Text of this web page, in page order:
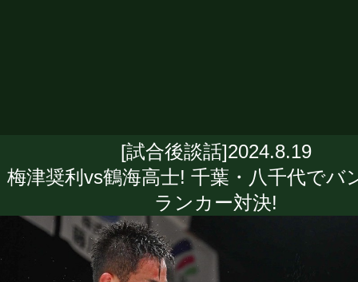
[試合後談話]2024.8.19
梅津奨利vs鶴海高士! 千葉・八千代でバ
ランカー対決!